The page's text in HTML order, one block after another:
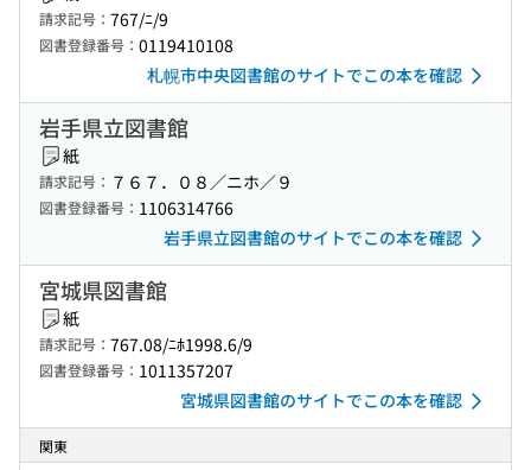
請求記号： 767/ﾆ/9
図書登録番号： 0119410108
札幌市中央図書館のサイトでこの本を確認
岩手県立図書館
紙
請求記号： ７６７．０８／ニホ／９
図書登録番号： 1106314766
岩手県立図書館のサイトでこの本を確認
宮城県図書館
紙
請求記号： 767.08/ﾆﾎ1998.6/9
図書登録番号： 1011357207
宮城県図書館のサイトでこの本を確認
関東